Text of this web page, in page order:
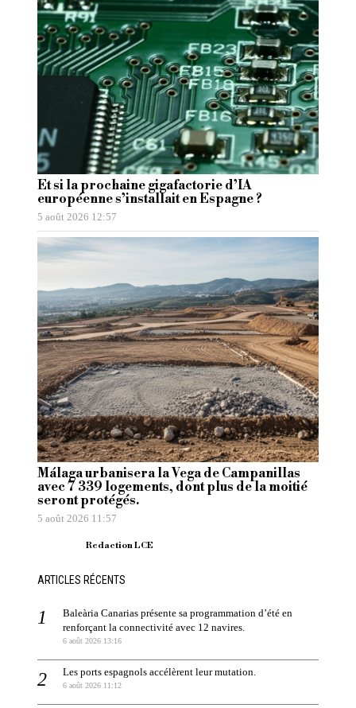
Et si la prochaine gigafactorie d’IA
européenne s’installait en Espagne ?
5 août 2026 12:57
Málaga urbanisera la Vega de Campanillas
avec 7 339 logements, dont plus de la moitié
seront protégés.
5 août 2026 11:57
Redaction LCE
ARTICLES RÉCENTS
Baleària Canarias présente sa programmation d’été en
renforçant la connectivité avec 12 navires.
6 août 2026 13:16
Les ports espagnols accélèrent leur mutation.
6 août 2026 11:12